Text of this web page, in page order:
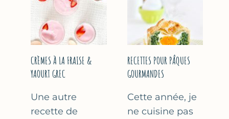
DES
MÈRES
DES
CRÈMES À LA FRAISE &
YAOURT GREC
Une autre
recette de
RECETTES POUR PÂQUES
GOURMANDES
Cette année, je
ne cuisine pas